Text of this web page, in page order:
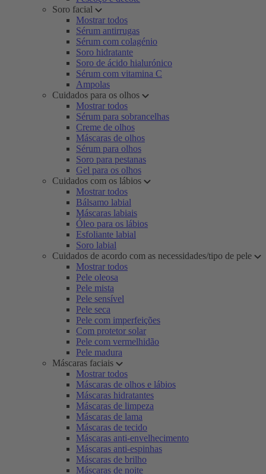
Soro facial
Mostrar todos
Sérum antirrugas
Sérum com colagénio
Soro hidratante
Soro de ácido hialurónico
Sérum com vitamina C
Ampolas
Cuidados para os olhos
Mostrar todos
Sérum para sobrancelhas
Creme de olhos
Máscaras de olhos
Sérum para olhos
Soro para pestanas
Gel para os olhos
Cuidados com os lábios
Mostrar todos
Bálsamo labial
Máscaras labiais
Óleo para os lábios
Esfoliante labial
Soro labial
Cuidados de acordo com as necessidades/tipo de pele
Mostrar todos
Pele oleosa
Pele mista
Pele sensível
Pele seca
Pele com imperfeições
Com protetor solar
Pele com vermelhidão
Pele madura
Máscaras faciais
Mostrar todos
Máscaras de olhos e lábios
Máscaras hidratantes
Máscaras de limpeza
Máscaras de lama
Máscaras de tecido
Máscaras anti-envelhecimento
Máscaras anti-espinhas
Máscaras de brilho
Máscaras de noite